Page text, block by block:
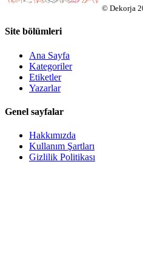
© Dekorja
Site bölümleri
Ana Sayfa
Kategoriler
Etiketler
Yazarlar
Genel sayfalar
Hakkımızda
Kullanım Şartları
Gizlilik Politikası